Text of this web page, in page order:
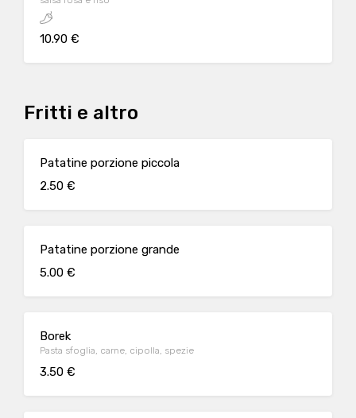
10.90 €
Fritti e altro
Patatine porzione piccola
2.50 €
Patatine porzione grande
5.00 €
Borek
Pasta sfoglia, carne, cipolla, spezie
3.50 €